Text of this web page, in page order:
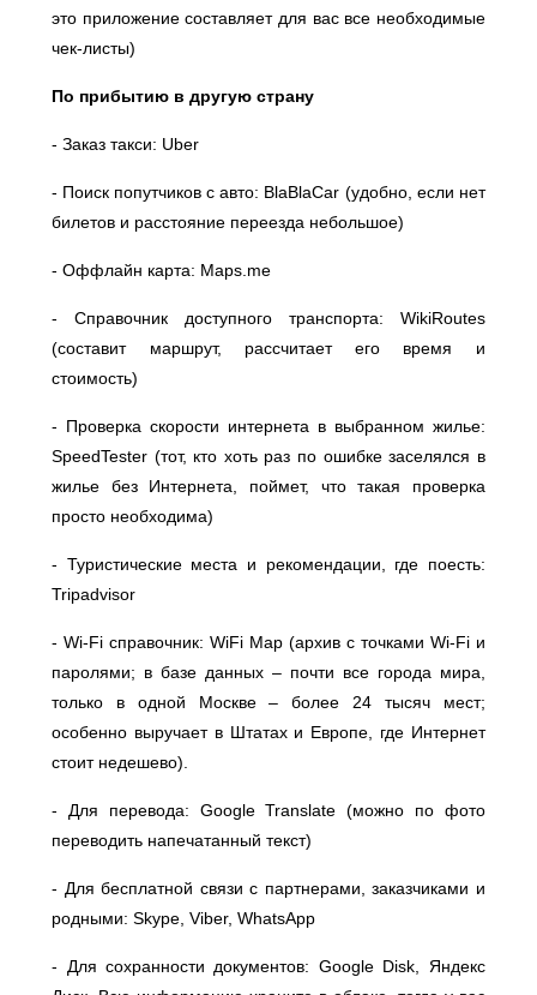
это приложение составляет для вас все необходимые
чек-листы)
По прибытию в другую страну
- Заказ такси: Uber⠀
- Поиск попутчиков с авто: BlaBlaCar (удобно, если нет
билетов и расстояние переезда небольшое)⠀
- Оффлайн карта: Maps.me⠀
- Справочник доступного транспорта: WikiRoutes
(составит маршрут, рассчитает его время и
стоимость)⠀
- Проверка скорости интернета в выбранном жилье:
SpeedTester (тот, кто хоть раз по ошибке заселялся в
жилье без Интернета, поймет, что такая проверка
просто необходима)⠀
- Туристические места и рекомендации, где поесть:
Tripadvisor⠀
- Wi-Fi справочник: WiFi Map (архив с точками Wi-Fi и
паролями; в базе данных – почти все города мира,
только в одной Москве – более 24 тысяч мест;
особенно выручает в Штатах и Европе, где Интернет
стоит недешево).⠀
- Для перевода: Google Translate (можно по фото
переводить напечатанный текст)⠀
- Для бесплатной связи с партнерами, заказчиками и
родными: Skype, Viber, WhatsApp⠀
- Для сохранности документов: Google Disk, Яндекс